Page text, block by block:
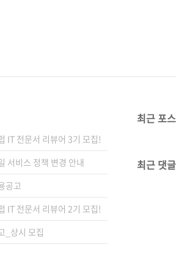
IT 전문서 리뷰어 3기 모집!
서비스 정책 변경 안내
공고
IT 전문서 리뷰어 2기 모집!
_상시 모집
최근 포
최근 댓글